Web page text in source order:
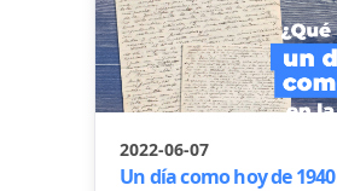
2022-06-07
Un día como hoy de 1940